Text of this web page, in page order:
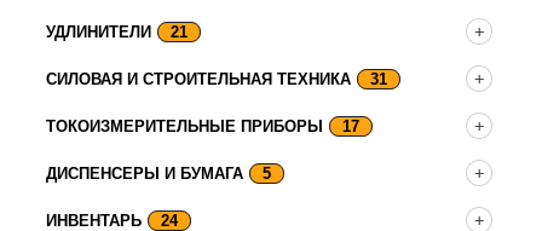
УДЛИНИТЕЛИ 21
СИЛОВАЯ И СТРОИТЕЛЬНАЯ ТЕХНИКА 31
ТОКОИЗМЕРИТЕЛЬНЫЕ ПРИБОРЫ 17
ДИСПЕНСЕРЫ И БУМАГА 5
ИНВЕНТАРЬ 24